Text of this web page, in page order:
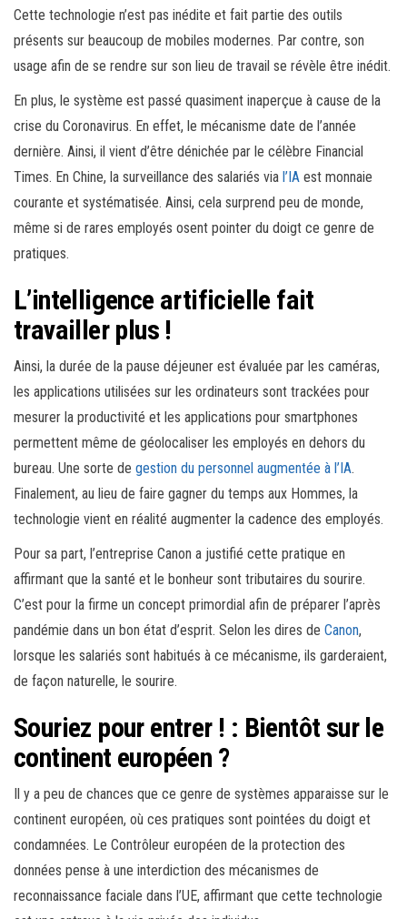
Cette technologie n’est pas inédite et fait partie des outils
présents sur beaucoup de mobiles modernes. Par contre, son
usage afin de se rendre sur son lieu de travail se révèle être inédit.
En plus, le système est passé quasiment inaperçue à cause de la
crise du Coronavirus. En effet, le mécanisme date de l’année
dernière. Ainsi, il vient d’être dénichée par le célèbre Financial
Times. En Chine, la surveillance des salariés via l’IA est monnaie
courante et systématisée. Ainsi, cela surprend peu de monde,
même si de rares employés osent pointer du doigt ce genre de
pratiques.
L’intelligence artificielle fait
travailler plus !
Ainsi, la durée de la pause déjeuner est évaluée par les caméras,
les applications utilisées sur les ordinateurs sont trackées pour
mesurer la productivité et les applications pour smartphones
permettent même de géolocaliser les employés en dehors du
bureau. Une sorte de gestion du personnel augmentée à l’IA.
Finalement, au lieu de faire gagner du temps aux Hommes, la
technologie vient en réalité augmenter la cadence des employés.
Pour sa part, l’entreprise Canon a justifié cette pratique en
affirmant que la santé et le bonheur sont tributaires du sourire.
C’est pour la firme un concept primordial afin de préparer l’après
pandémie dans un bon état d’esprit. Selon les dires de Canon,
lorsque les salariés sont habitués à ce mécanisme, ils garderaient,
de façon naturelle, le sourire.
Souriez pour entrer ! : Bientôt sur le
continent européen ?
Il y a peu de chances que ce genre de systèmes apparaisse sur le
continent européen, où ces pratiques sont pointées du doigt et
condamnées. Le Contrôleur européen de la protection des
données pense à une interdiction des mécanismes de
reconnaissance faciale dans l’UE, affirmant que cette technologie